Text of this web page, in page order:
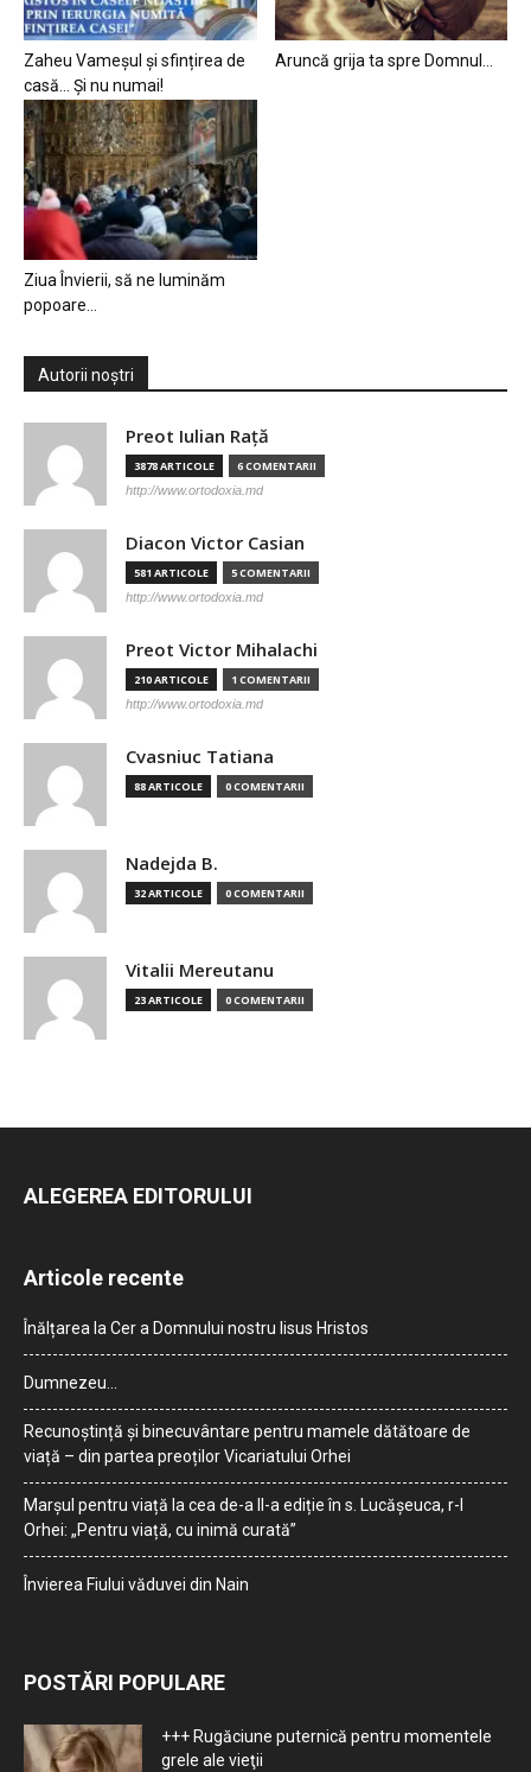
Zaheu Vameșul și sfințirea de
casă… Și nu numai!
Aruncă grija ta spre Domnul…
Ziua Învierii, să ne luminăm
popoare…
Autorii noștri
Preot Iulian Raţă
3878 ARTICOLE 6 COMENTARII
http://www.ortodoxia.md
Diacon Victor Casian
581 ARTICOLE 5 COMENTARII
http://www.ortodoxia.md
Preot Victor Mihalachi
210 ARTICOLE 1 COMENTARII
http://www.ortodoxia.md
Cvasniuc Tatiana
88 ARTICOLE 0 COMENTARII
Nadejda B.
32 ARTICOLE 0 COMENTARII
Vitalii Mereutanu
23 ARTICOLE 0 COMENTARII
ALEGEREA EDITORULUI
Articole recente
Înălțarea la Cer a Domnului nostru Iisus Hristos
Dumnezeu…
Recunoștință și binecuvântare pentru mamele dătătoare de
viață – din partea preoților Vicariatului Orhei
Marșul pentru viață la cea de-a II-a ediție în s. Lucășeuca, r-l
Orhei: „Pentru viață, cu inimă curată”
Învierea Fiului văduvei din Nain
POSTĂRI POPULARE
+++ Rugăciune puternică pentru momentele
grele ale vieţii